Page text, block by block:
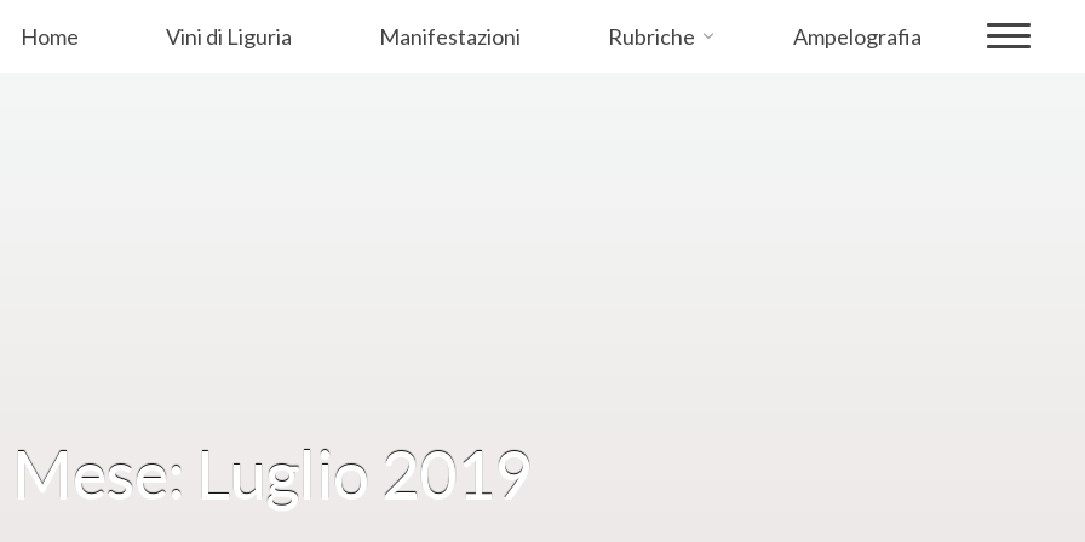
Home Vini di Liguria Manifestazioni Rubriche Ampelografia
Mese: Luglio 2019